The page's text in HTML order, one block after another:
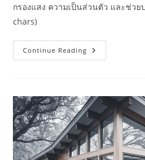
กรองแสง ความเป็นส่วนตัว และช่วย
chars)
Continue Reading 10
ประโยชน์
บ้าน
ที่
คุณ
ควร
รู้